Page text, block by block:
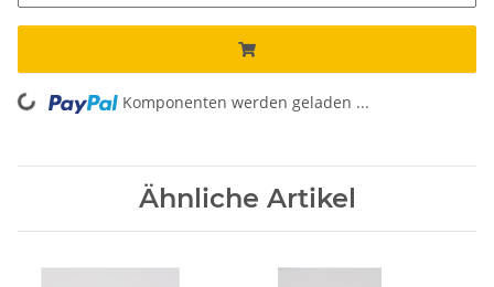
Loading... Komponenten werden geladen ...
Ähnliche Artikel